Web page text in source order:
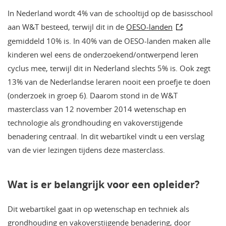
In Nederland wordt 4% van de schooltijd op de basisschool
aan W&T besteed, terwijl dit in de OESO-landen
gemiddeld 10% is. In 40% van de OESO-landen maken alle
kinderen wel eens de onderzoekend/ontwerpend leren
cyclus mee, terwijl dit in Nederland slechts 5% is. Ook zegt
13% van de Nederlandse leraren nooit een proefje te doen
(onderzoek in groep 6). Daarom stond in de W&T
masterclass van 12 november 2014 wetenschap en
technologie als grondhouding en vakoverstijgende
benadering centraal. In dit webartikel vindt u een verslag
van de vier lezingen tijdens deze masterclass.
Wat is er belangrijk voor een opleider?
Dit webartikel gaat in op wetenschap en techniek als
grondhouding en vakoverstijgende benadering, door